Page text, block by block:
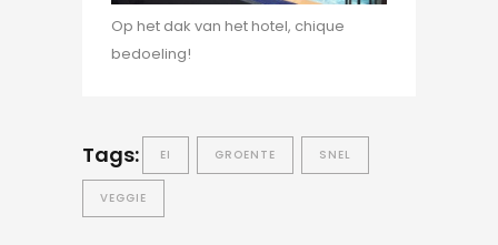
Op het dak van het hotel, chique
bedoeling!
Tags: EI GROENTE SNEL
VEGGIE